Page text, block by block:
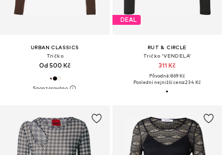
URBAN CLASSICS
Tričko
Od 500 Kč
DEAL
RUT & CIRCLE
Tričko 'VENDELA'
311 Kč
Původně: 869 Kč
Poslední nejnižší cena:234 Kč